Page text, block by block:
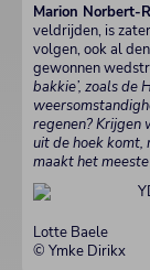
Marion Norbert-
veldrijden, is
volgen, ook al
gewonnen
bakkie’, zoals de
regenen? Krijgen
uit de hoek komt,
maakt het
Lotte Baele
© Ymke Dirikx